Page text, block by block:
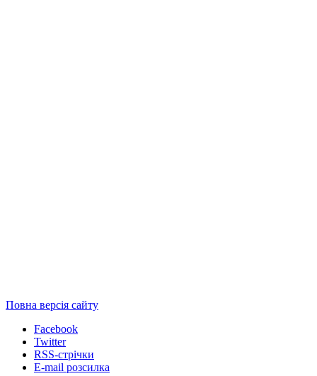
Повна версія сайту
Facebook
Twitter
RSS-стрічки
E-mail розсилка